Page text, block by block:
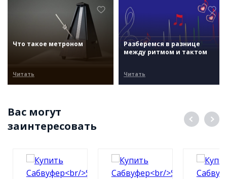
Что такое метроном
Читать
Разберемся в разнице
между ритмом и тактом
Читать
Вас могут
заинтересовать